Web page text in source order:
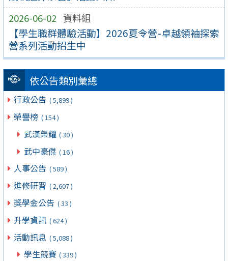
2026-06-02 資料組
【學生職群體驗活動】2026夏令營-卓越領袖探索
營系列活動招生中
依公告類別彙總
行政公告 ( 5,899 )
榮譽榜 ( 154 )
武漢榮耀 ( 30 )
武中豪傑 ( 16 )
人事公告 ( 589 )
進修研習 ( 2,607 )
獎學金公告 ( 33 )
升學資訊 ( 624 )
活動訊息 ( 5,088 )
學生競賽 ( 339 )